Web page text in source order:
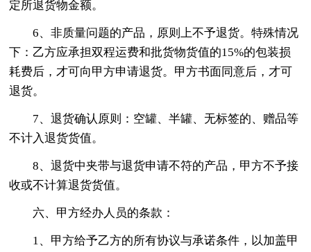
定所退货物金额。
6、非质量问题的产品，原则上不予退货。特殊情况
下：乙方应承担双程运费和批货物货值的15%的包装损
耗费后，才可向甲方申请退货。甲方书面同意后，才可
退货。
7、退货确认原则：空罐、半罐、无标签的、赠品等
不计入退货货值。
8、退货中夹带与退货申请不符的产品，甲方不予接
收或不计算退货货值。
六、甲方经办人员的条款：
1、甲方给予乙方的所有协议与承诺条件，以加盖甲